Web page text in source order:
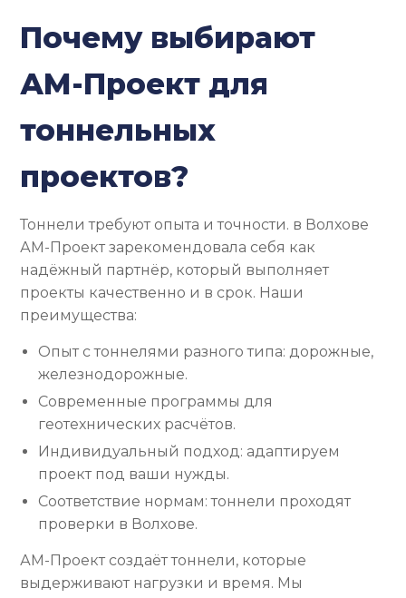
Почему выбирают
АМ-Проект для
тоннельных
проектов?
Тоннели требуют опыта и точности. в Волхове
АМ-Проект зарекомендовала себя как
надёжный партнёр, который выполняет
проекты качественно и в срок. Наши
преимущества:
Опыт с тоннелями разного типа: дорожные,
железнодорожные.
Современные программы для
геотехнических расчётов.
Индивидуальный подход: адаптируем
проект под ваши нужды.
Соответствие нормам: тоннели проходят
проверки в Волхове.
АМ-Проект создаёт тоннели, которые
выдерживают нагрузки и время. Мы